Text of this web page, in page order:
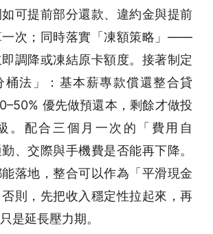
可提前部分還款、違約金與提前
一次；同時落實「凍額策略」——
調降或凍結原卡額度。接著制定
桶法」：基本薪專款償還整合貸
優先做預還本，剩餘才做投
。配合三個月一次的「費用自
、交際與手機費是否能再下降。
落地，整合可以作為「平滑現金
則，先把收入穩定性拉起來，再
是延長壓力期。